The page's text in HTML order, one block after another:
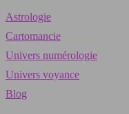
Astrologie
Cartomancie
Univers numérologie
Univers voyance
Blog